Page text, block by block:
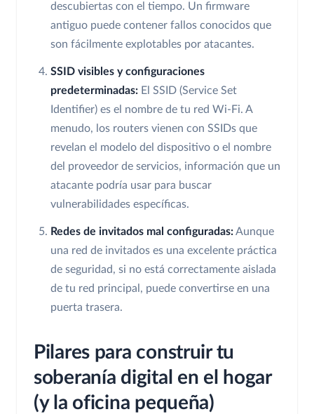
descubiertas con el tiempo. Un firmware
antiguo puede contener fallos conocidos que
son fácilmente explotables por atacantes.
SSID visibles y configuraciones
predeterminadas: El SSID (Service Set
Identifier) es el nombre de tu red Wi-Fi. A
menudo, los routers vienen con SSIDs que
revelan el modelo del dispositivo o el nombre
del proveedor de servicios, información que un
atacante podría usar para buscar
vulnerabilidades específicas.
Redes de invitados mal configuradas:Aunque
una red de invitados es una excelente práctica
de seguridad, si no está correctamente aislada
de tu red principal, puede convertirse en una
puerta trasera.
Pilares para construir tu
soberanía digital en el hogar
(y la oficina pequeña)